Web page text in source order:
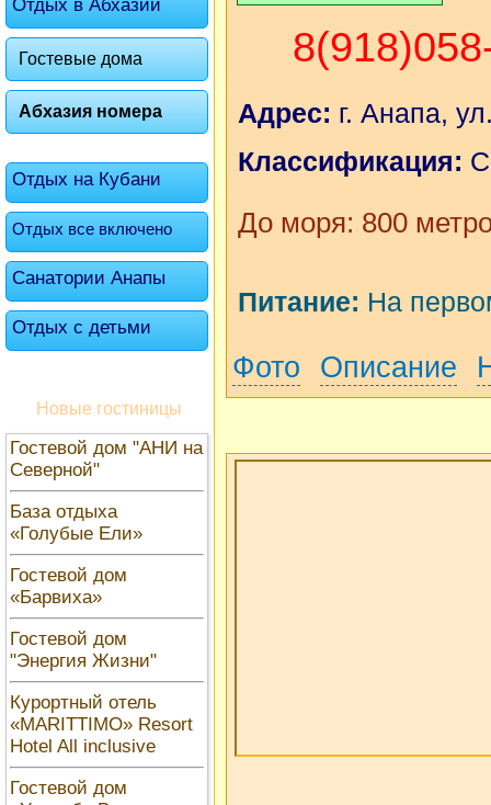
Отдых в Абхазии
Гостевые дома
Абхазия номера
Отдых на Кубани
Отдых все включено
Санатории Анапы
Отдых с детьми
Новые гостиницы
Гостевой дом "АНИ на
Северной"
База отдыха
«Голубые Ели»
Гостевой дом
«Барвиха»
Гостевой дом
"Энергия Жизни"
Курортный отель
«MARITTIMO» Resort
Hotel All inclusive
Гостевой дом
Адрес: г. Анапа,
Классификация:
До моря: 800
Питание: На
Фото Описание